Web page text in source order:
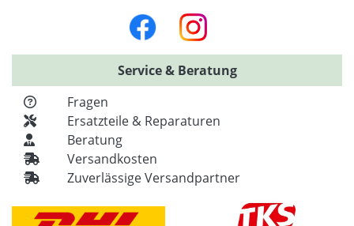
Service & Beratung
Fragen
Ersatzteile & Reparaturen
Beratung
Versandkosten
Zuverlässige Versandpartner